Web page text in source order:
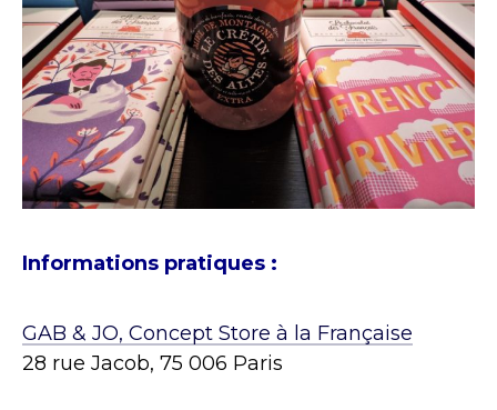
Informations pratiques :
GAB & JO, Concept Store à la Française
28 rue Jacob, 75 006 Paris